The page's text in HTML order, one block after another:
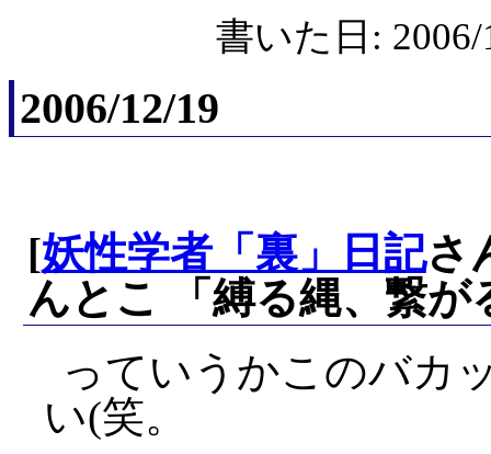
書いた日:
2006/12/19
[妖性学者「裏」日記さ
んとこ 「縛る縄、繋が
っていうかこのバカ
い(笑。